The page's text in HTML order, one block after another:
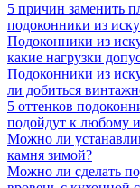
5 причин заменить
подоконники из
Подоконники из
какие нагрузки
Подоконники из
ли добиться
5 оттенков
подойдут к любому
Можно ли
камня зимой?
Можно ли сделать